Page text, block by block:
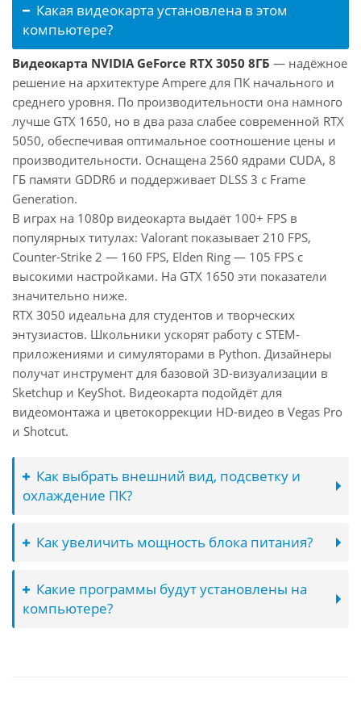
Какая видеокарта установлена в этом
компьютере?
Видеокарта NVIDIA GeForce RTX 3050 8ГБ — надёжное
решение на архитектуре Ampere для ПК начального и
среднего уровня. По производительности она намного
лучше GTX 1650, но в два раза слабее современной RTX
5050, обеспечивая оптимальное соотношение цены и
производительности. Оснащена 2560 ядрами CUDA, 8
ГБ памяти GDDR6 и поддерживает DLSS 3 с Frame
Generation.
В играх на 1080p видеокарта выдаёт 100+ FPS в
популярных титулах: Valorant показывает 210 FPS,
Counter-Strike 2 — 160 FPS, Elden Ring — 105 FPS с
высокими настройками. На GTX 1650 эти показатели
значительно ниже.
RTX 3050 идеальна для студентов и творческих
энтузиастов. Школьники ускорят работу с STEM-
приложениями и симуляторами в Python. Дизайнеры
получат инструмент для базовой 3D-визуализации в
Sketchup и KeyShot. Видеокарта подойдёт для
видеомонтажа и цветокоррекции HD-видео в Vegas Pro
и Shotcut.
Как выбрать внешний вид, подсветку и
охлаждение ПК?
Как увеличить мощность блока питания?
Какие программы будут установлены на
компьютере?